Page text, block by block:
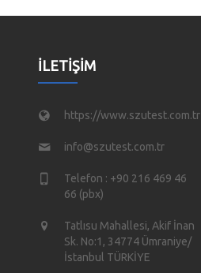
İLETIŞIM
https://www.szutest.com.tr
info@szutest.com.tr
Telefon : +90 216 469 46
66 (pbx)
Tatlısu Mahallesi, Akif İnan
Sk. No:1, 34774 Ümraniye/
İstanbul TÜRKİYE